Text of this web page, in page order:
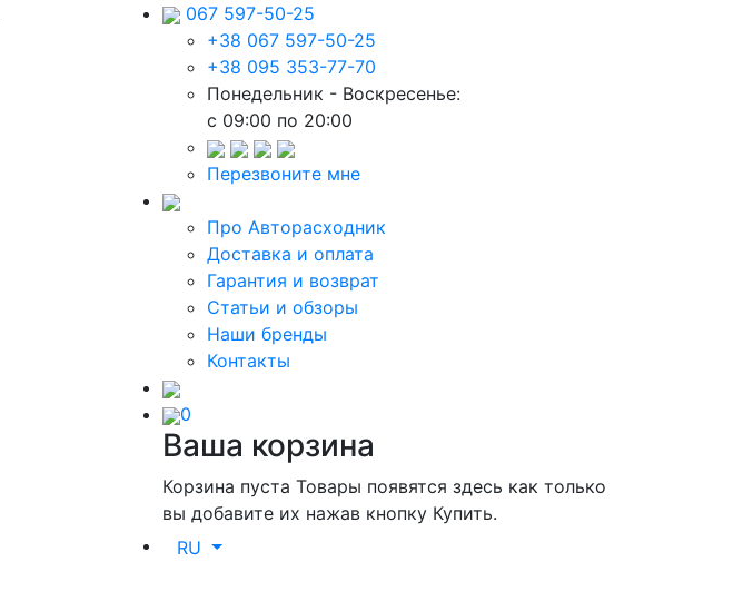
067 597-50-25
+38 067 597-50-25
+38 095 353-77-70
Понедельник - Воскресенье:
c 09:00 по 20:00
Перезвоните мне
Про Авторасходник
Доставка и оплата
Гарантия и возврат
Статьи и обзоры
Наши бренды
Контакты
0
Ваша корзина
Корзина пуста Товары появятся здесь как только
вы добавите их нажав кнопку Купить.
RU